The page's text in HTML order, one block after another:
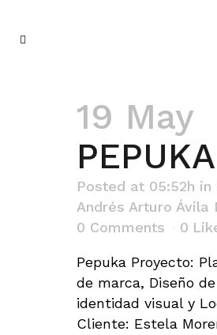
19 May
PEPUKA
Posted at 05:52h in
Andrés Arturo Ávila
0 Comments
0
Pepuka Proyecto:
de marca, Diseño de
identidad visual y
Cliente: Estela